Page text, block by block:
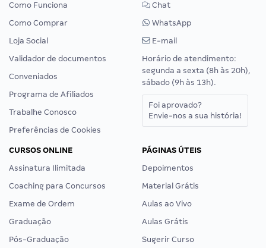
Como Funciona
Como Comprar
Loja Social
Validador de documentos
Conveniados
Programa de Afiliados
Trabalhe Conosco
Preferências de Cookies
Chat
WhatsApp
E-mail
Horário de atendimento:
segunda a sexta (8h às 20h),
sábado (9h às 13h).
Foi aprovado?
Envie-nos a sua história!
CURSOS ONLINE
Assinatura Ilimitada
Coaching para Concursos
Exame de Ordem
Graduação
Pós-Graduação
PÁGINAS ÚTEIS
Depoimentos
Material Grátis
Aulas ao Vivo
Aulas Grátis
Sugerir Curso